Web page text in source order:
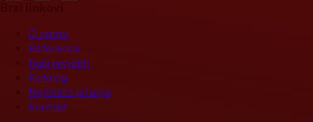
O nama
Reference
Naši projekti
Katalog
Najčešća pitanja
Kontakt